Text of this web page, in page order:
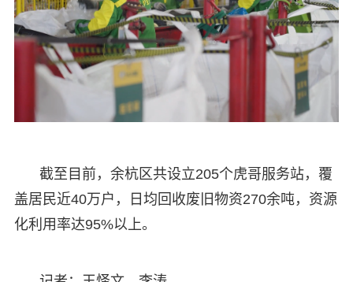
截至目前，余杭区共设立205个虎哥服务站，覆
盖居民近40万户，日均回收废旧物资270余吨，资源
化利用率达95%以上。